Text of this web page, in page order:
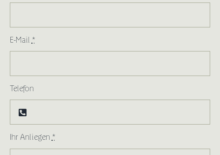
E-Mail *
Telefon
Ihr Anliegen *